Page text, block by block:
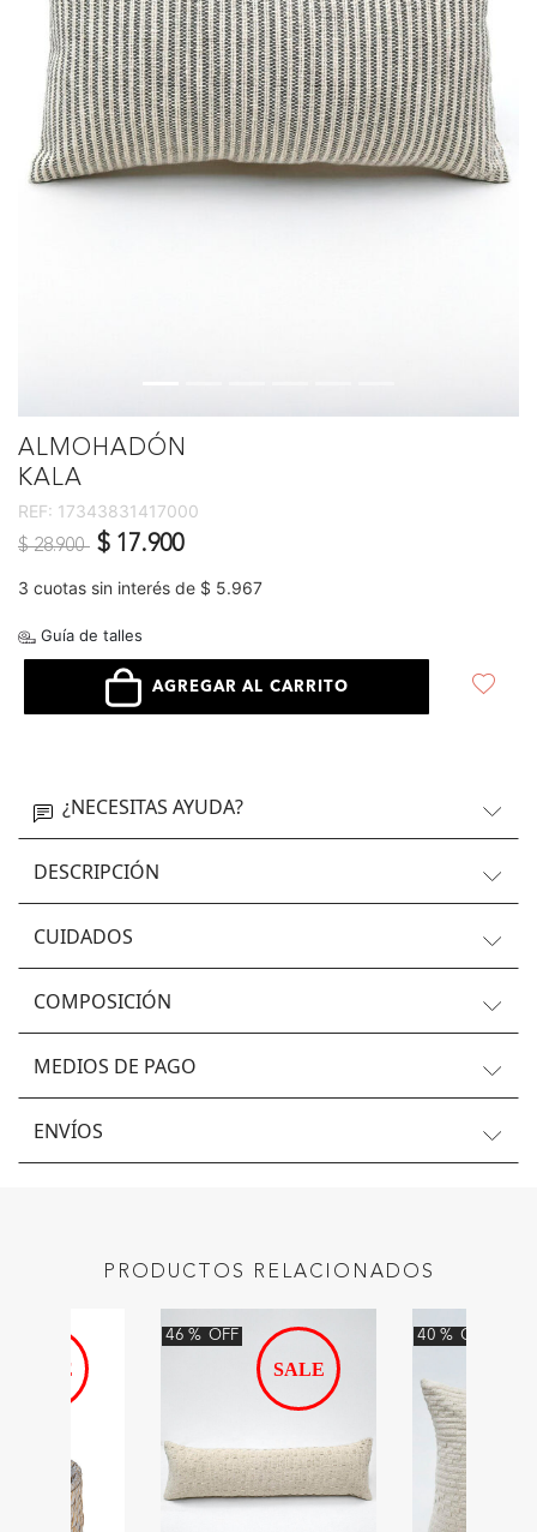
ALMOHADÓN
KALA
REF: 17343831417000
Precio reducido de
$ 28.900 a$ 17.900
3 cuotas sin interés de $ 5.967
Guía de talles
AGREGAR AL CARRITO
¿NECESITAS AYUDA?
DESCRIPCIÓN
CUIDADOS
COMPOSICIÓN
MEDIOS DE PAGO
ENVÍOS
PRODUCTOS RELACIONADOS
46% OFF 40% OFF